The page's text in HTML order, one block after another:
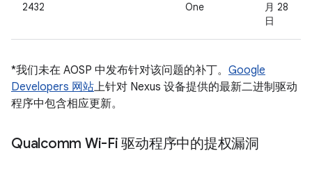
2432
One
月 28
日
*我们未在 AOSP 中发布针对该问题的补丁。 Google
Developers 网站上针对 Nexus 设备提供的最新二进制驱动
程序中包含相应更新。
Qualcomm Wi-Fi 驱动程序中的提权漏洞